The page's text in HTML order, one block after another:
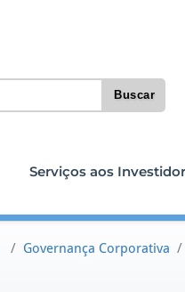
Serviços aos
/ Governança Corporativa /